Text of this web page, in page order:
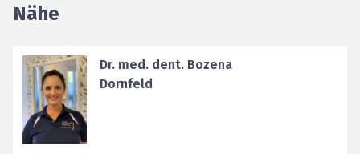
Nähe
Dr. med. dent. Bozena
Dornfeld